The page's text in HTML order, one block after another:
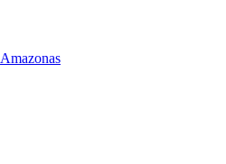
Amazonas